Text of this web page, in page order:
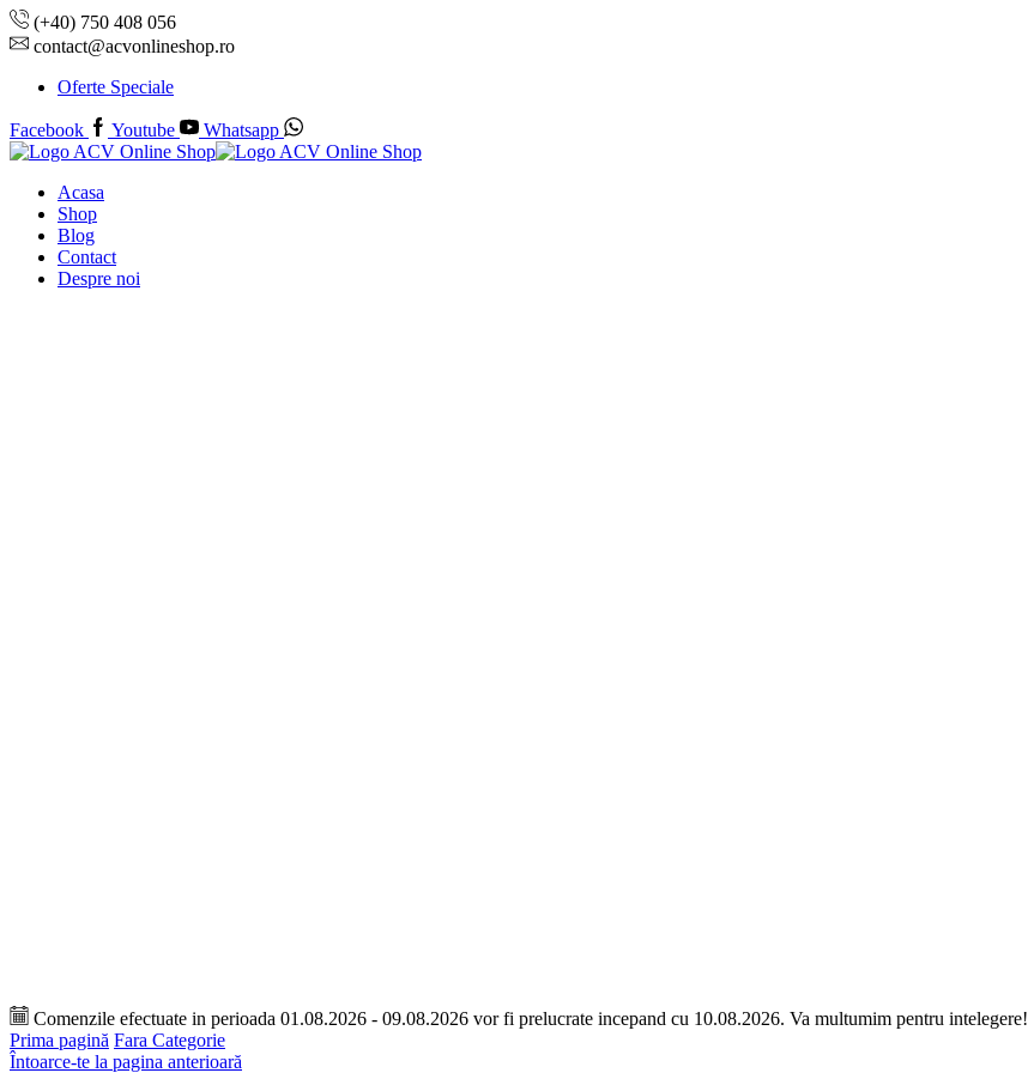
(+40) 750 408 056
contact@acvonlineshop.ro
Oferte Speciale
Facebook Youtube Whatsapp
Acasa
Shop
Blog
Contact
Despre noi
Comenzile efectuate in perioada 01.08.2026 - 09.08.2026 vor fi prelucrate incepand cu 10.08.2026. Va multumim pentru intelegere!
Prima pagină Fara Categorie
Întoarce-te la pagina anterioară